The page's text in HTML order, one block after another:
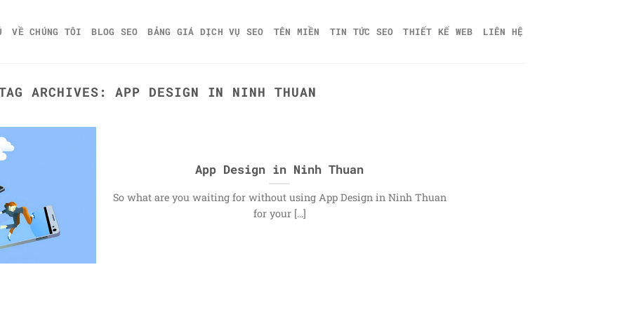
VỀ CHÚNG TÔI BLOG SEO BẢNG GIÁ DỊCH VỤ SEO TÊN MIỀN TIN TỨC SEO THIẾT KẾ WEB LIÊN HỆ
ARCHIVES:APP DESIGN IN NINH THUAN
App Design in Ninh Thuan
So what are you waiting for without using App Design in Ninh Thuan
for your [...]